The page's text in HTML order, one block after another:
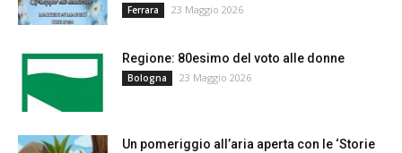
Ferrara 23 Maggio 2026
Regione: 80esimo del voto alle donne
Bologna 23 Maggio 2026
Un pomeriggio all’aria aperta con le ‘Storie